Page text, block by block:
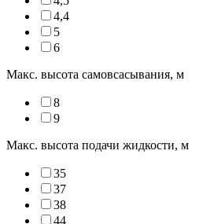
4,4
5
6
Макс. высота самовсасывания, м
8
9
Макс. высота подачи жидкости, м
35
37
38
44